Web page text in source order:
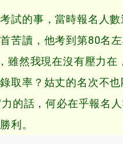
的事，當時報名人數
苦讀，他考到第80名
雖然我現在沒有壓力在
取率？姑丈的名次不也
的話，何必在乎報名
利。